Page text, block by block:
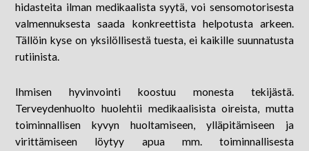
hidasteita ilman medikaalista syytä, voi sensomotorisesta
valmennuksesta saada konkreettista helpotusta arkeen.
Tällöin kyse on yksilöllisestä tuesta, ei kaikille suunnatusta
rutiinista.
Ihmisen hyvinvointi koostuu monesta tekijästä.
Terveydenhuolto huolehtii medikaalisista oireista, mutta
toiminnallisen kyvyn huoltamiseen, ylläpitämiseen ja
virittämiseen löytyy apua mm. toiminnallisesta